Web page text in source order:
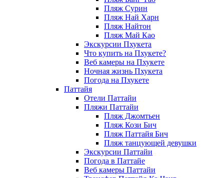
Пляж Сурин
Пляж Най Харн
Пляж Найтон
Пляж Май Као
Экскурсии Пхукета
Что купить на Пхукете?
Веб камеры на Пхукете
Ночная жизнь Пхукета
Погода на Пхукете
Паттайя
Отели Паттайи
Пляжи Паттайи
Пляж Джомтьен
Пляж Кози Бич
Пляж Паттайя Бич
Пляж танцующей девушки
Экскурсии Паттайи
Погода в Паттайе
Веб камеры Паттайи